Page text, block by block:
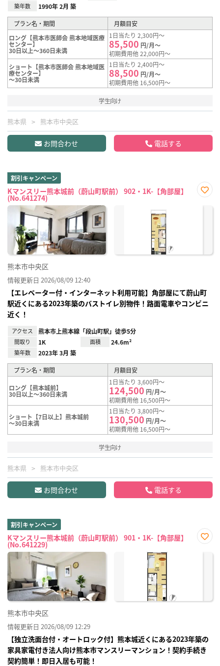
築年数 1990年 2月 築
プラン名・期間
月額目安
ロング【熊本市医師会 熊本地域医療
センター】
30日以上～360日未満
1日当たり 2,300円～
85,500 円/月～
初期費用他 22,000円～
ショート【熊本市医師会 熊本地域医
療センター】
～30日未満
1日当たり 2,400円～
88,500 円/月～
初期費用他 16,500円～
学生向け
熊本県 熊本市中央区
お問合わせ 電話する
割引キャンペーン
Kマンスリー熊本城前（蔚山町駅前） 902・1K-【角部屋】
(No.641274)
に入
熊本市中央区
情報更新日 2026/08/09 12:40
【エレベーター付・インターネット利用可能】角部屋にて蔚山町
駅近くにある2023年築のバストイレ別物件！路面電車やコンビニ
近く！
アクセス 熊本市上熊本線「段山町駅」徒歩5分
間取り 1K 面積 24.6m²
築年数 2023年 3月 築
プラン名・期間 月額目安
ロング【熊本城前】
30日以上～360日未満
1日当たり 3,600円～
124,500 円/月～
初期費用他 16,500円～
ショート【7日以上】熊本城前
～30日未満
1日当たり 3,800円～
130,500 円/月～
初期費用他 16,500円～
学生向け
熊本県 熊本市中央区
お問合わせ 電話する
割引キャンペーン
Kマンスリー熊本城前（蔚山町駅前） 901・1K-【角部屋】
(No.641229)
に入
熊本市中央区
情報更新日 2026/08/09 12:29
【独立洗面台付・オートロック付】熊本城近くにある2023年築の
家具家電付き法人向け熊本市マンスリーマンション！契約手続き
契約簡単！即日入居も可能！